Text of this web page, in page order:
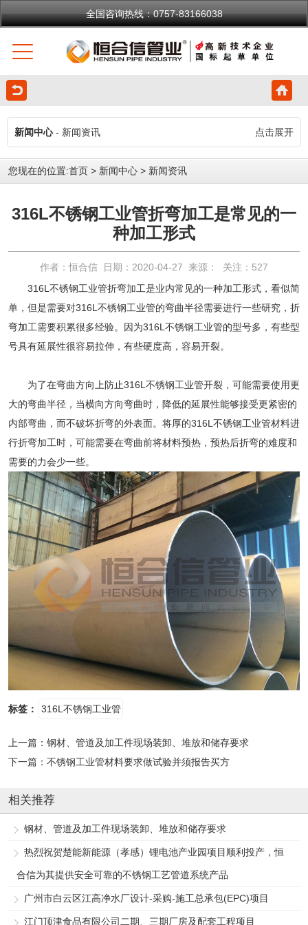
全国咨询热线：0757-83166038
新闻中心- 新闻资讯 点击展开
您现在的位置:首页 > 新闻中心 > 新闻资讯
316L不锈钢工业管折弯加工是常见的一
种加工形式
作者：恒合信 日期：2020-04-27 来源： 关注： 527
316L不锈钢工业管折弯加工是业内常见的一种加工形式，看似简
单，但是需要对316L不锈钢工业管的弯曲半径需要进行一些研究，折
弯加工需要积累很多经验。因为316L不锈钢工业管的型号多，有些型
号具有延展性很容易拉伸，有些硬度高，容易开裂。
为了在弯曲方向上防止316L不锈钢工业管开裂，可能需要使用更
大的弯曲半径，当横向方向弯曲时，降低的延展性能够接受更紧密的
内部弯曲，而不破坏折弯的外表面。将厚的316L不锈钢工业管材料进
行折弯加工时，可能需要在弯曲前将材料预热，预热后折弯的难度和
需要的力会少一些。
标签： 316L不锈钢工业管
上一篇： 钢材、管道及加工件现场装卸、堆放和储存要求
下一篇： 不锈钢工业管材料要求做试验并须报告买方
相关推荐
钢材、管道及加工件现场装卸、堆放和储存要求
热烈祝贺楚能新能源（孝感）锂电池产业园项目顺利投产，恒
合信为其提供安全可靠的不锈钢工艺管道系统产品
广州市白云区江高净水厂设计-采购-施工总承包(EPC)项目
江门顶津食品有限公司二期、三期厂房及配套工程项目